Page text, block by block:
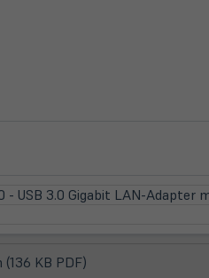
- USB 3.0 Gigabit LAN-Adapter
KB PDF)